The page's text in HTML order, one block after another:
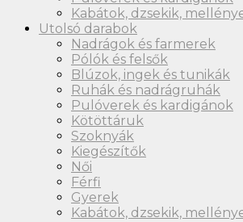
Kabátok, dzsekik,
Utolsó darabok
Nadrágok és farmerek
Pólók és felsők
Blúzok, ingek és tunikák
Ruhák és nadrágruhák
Pulóverek és kardigánok
Kötöttáruk
Szoknyák
Kiegészítők
Női
Férfi
Gyerek
Kabátok, dzsekik,